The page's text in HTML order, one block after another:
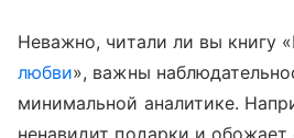
Неважно, читали ли вы книгу
любви», важны
минимальной аналитике.
ненавидит подарки и обожает